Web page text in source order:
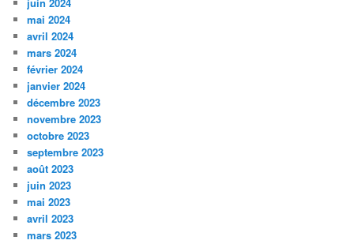
mai 2024
avril 2024
mars 2024
février 2024
janvier 2024
décembre 2023
novembre 2023
octobre 2023
septembre 2023
août 2023
juin 2023
mai 2023
avril 2023
mars 2023